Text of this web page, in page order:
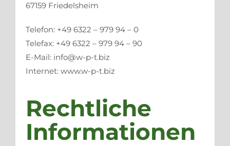
67159 Friedelsheim
Telefon: +49 6322 – 979 94 – 0
Telefax: +49 6322 – 979 94 – 90
E-Mail: info@w-p-t.biz
Internet: www.w-p-t.biz
Rechtliche
Informationen